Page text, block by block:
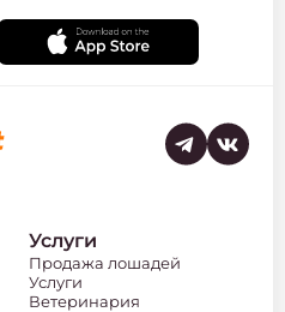
Услуги
Продажа лошадей
Услуги
Ветеринария